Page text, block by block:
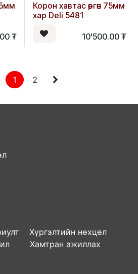
₮
Корон хавтас өргөн 75мм
хар Deli 5481
10'500.00₮
1 2
Хүргэлтийн нөхцөл
Хамтран ажиллах